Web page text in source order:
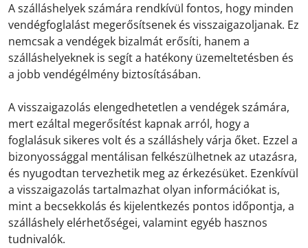
A szálláshelyek számára rendkívül fontos, hogy minden
vendégfoglalást megerősítsenek és visszaigazoljanak. Ez
nemcsak a vendégek bizalmát erősíti, hanem a
szálláshelyeknek is segít a hatékony üzemeltetésben és
a jobb vendégélmény biztosításában.
A visszaigazolás elengedhetetlen a vendégek számára,
mert ezáltal megerősítést kapnak arról, hogy a
foglalásuk sikeres volt és a szálláshely várja őket. Ezzel a
bizonyossággal mentálisan felkészülhetnek az utazásra,
és nyugodtan tervezhetik meg az érkezésüket. Ezenkívül
a visszaigazolás tartalmazhat olyan információkat is,
mint a becsekkolás és kijelentkezés pontos időpontja, a
szálláshely elérhetőségei, valamint egyéb hasznos
tudnivalók.